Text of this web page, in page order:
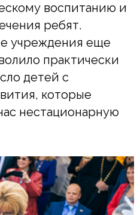
воспитанию и
ребят.
учреждения еще
практически
детей с
которые
нестационарную